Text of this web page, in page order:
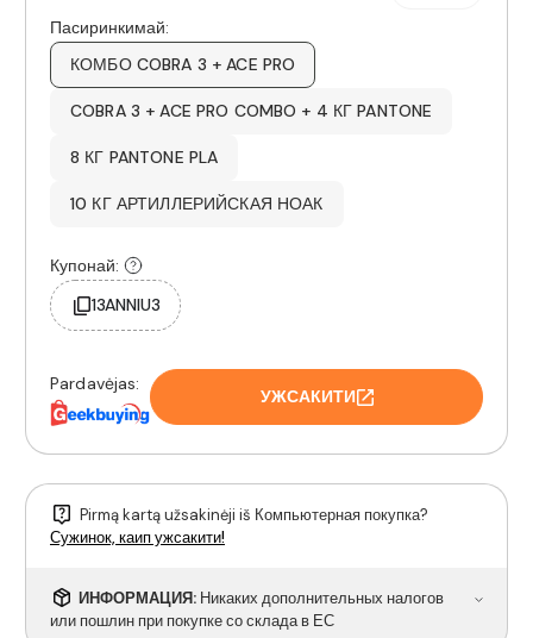
Пасиринкимай:
КОМБО COBRA 3 + ACE PRO
COBRA 3 + ACE PRO COMBO + 4 КГ PANTONE
8 КГ PANTONE PLA
10 КГ АРТИЛЛЕРИЙСКАЯ НОАК
Купонай:
13ANNIU3
Pardavėjas:
УЖСАКИТИ
Pirmą kartą užsakinėji iš Компьютерная покупка?
Сужинок, каип ужсакити!
ИНФОРМАЦИЯ: Никаких дополнительных налогов
или пошлин при покупке со склада в ЕС